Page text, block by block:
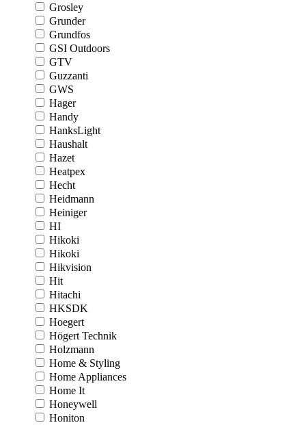
Grosley
Grunder
Grundfos
GSI Outdoors
GTV
Guzzanti
GWS
Hager
Handy
HanksLight
Haushalt
Hazet
Heatpex
Hecht
Heidmann
Heiniger
HI
Hikoki
Hikoki
Hikvision
Hit
Hitachi
HKSDK
Hoegert
Högert Technik
Holzmann
Home & Styling
Home Appliances
Home It
Honeywell
Honiton